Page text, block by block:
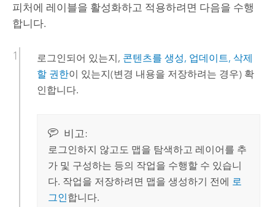
피처에 레이블을 활성화하고 적용하려면 다음을 수행
합니다.
로그인되어 있는지, 콘텐츠를 생성, 업데이트, 삭제
할 권한이 있는지(변경 내용을 저장하려는 경우) 확
인합니다.
비고:
로그인하지 않고도 맵을 탐색하고 레이어를 추
가 및 구성하는 등의 작업을 수행할 수 있습니
다. 작업을 저장하려면 맵을 생성하기 전에 로
그인합니다.